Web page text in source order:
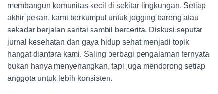
membangun komunitas kecil di sekitar lingkungan. Setiap
akhir pekan, kami berkumpul untuk jogging bareng atau
sekadar berjalan santai sambil bercerita. Diskusi seputar
jurnal kesehatan dan gaya hidup sehat menjadi topik
hangat diantara kami. Saling berbagi pengalaman ternyata
bukan hanya menyenangkan, tapi juga mendorong setiap
anggota untuk lebih konsisten.